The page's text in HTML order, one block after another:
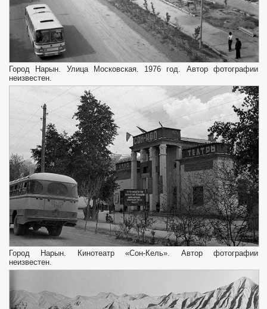
Город Нарын. Улица Московская. 1976 год. Автор фотографии
неизвестен.
Город Нарын. Кинотеатр «Сон-Кель». Автор фотографии
неизвестен.